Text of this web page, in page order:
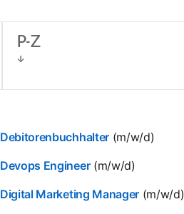
P-Z
Debitorenbuchhalter(m/w/d)
Devops Engineer(m/w/d)
Digital Marketing Manager (m/w/d)